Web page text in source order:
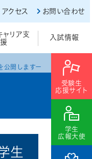
アクセス お問い合わせ
ャリア支
援
入試情報
受験生
応援サイト
学生
広報大使
公開しますー
生